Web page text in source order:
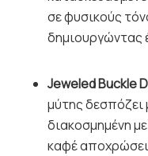
σε φυσικούς
δημιουργώντας
Jeweled Buckle
μύτης δεσπόζει
διακοσμημένη
καφέ